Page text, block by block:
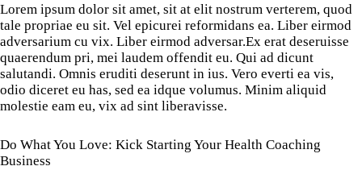
Lorem ipsum dolor sit amet, sit at elit nostrum verterem, quod
tale propriae eu sit. Vel epicurei reformidans ea. Liber eirmod
adversarium cu vix. Liber eirmod adversar.Ex erat deseruisse
quaerendum pri, mei laudem offendit eu. Qui ad dicunt
salutandi. Omnis eruditi deserunt in ius. Vero everti ea vis,
odio diceret eu has, sed ea idque volumus. Minim aliquid
molestie eam eu, vix ad sint liberavisse.
Do What You Love: Kick Starting Your Health Coaching
Business